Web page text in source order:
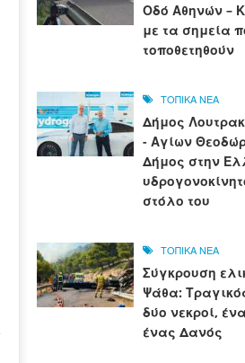
Οδό Αθηνών –
με τα σημεία
τοποθετηθούν
ΤΟΠΙΚΑ ΝΕΑ
Δήμος
- Αγίων
Δήμος στην
στόλο του
ΤΟΠΙΚΑ ΝΕΑ
Σύγκρουση
Ψάθα:
δύο νεκροί,
ένας Δανός